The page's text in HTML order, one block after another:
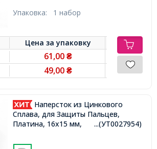
Упаковка: 1 набор
Цена заупаковку
61,00₴
49,00₴
Наперсток из Цинкового
Сплава, для Защиты Пальцев,
Платина, 16х15 мм,
...(УТ0027954)